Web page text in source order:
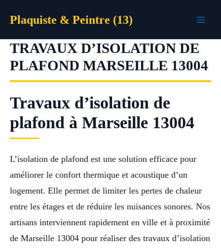
Plaquiste & Peintre (13)
TRAVAUX D’ISOLATION DE
PLAFOND MARSEILLE 13004
Travaux d’isolation de
plafond à Marseille 13004
L’isolation de plafond est une solution efficace pour
améliorer le confort thermique et acoustique d’un
logement. Elle permet de limiter les pertes de chaleur
entre les étages et de réduire les nuisances sonores. Nos
artisans interviennent rapidement en ville et à proximité
de Marseille 13004 pour réaliser des travaux d’isolation